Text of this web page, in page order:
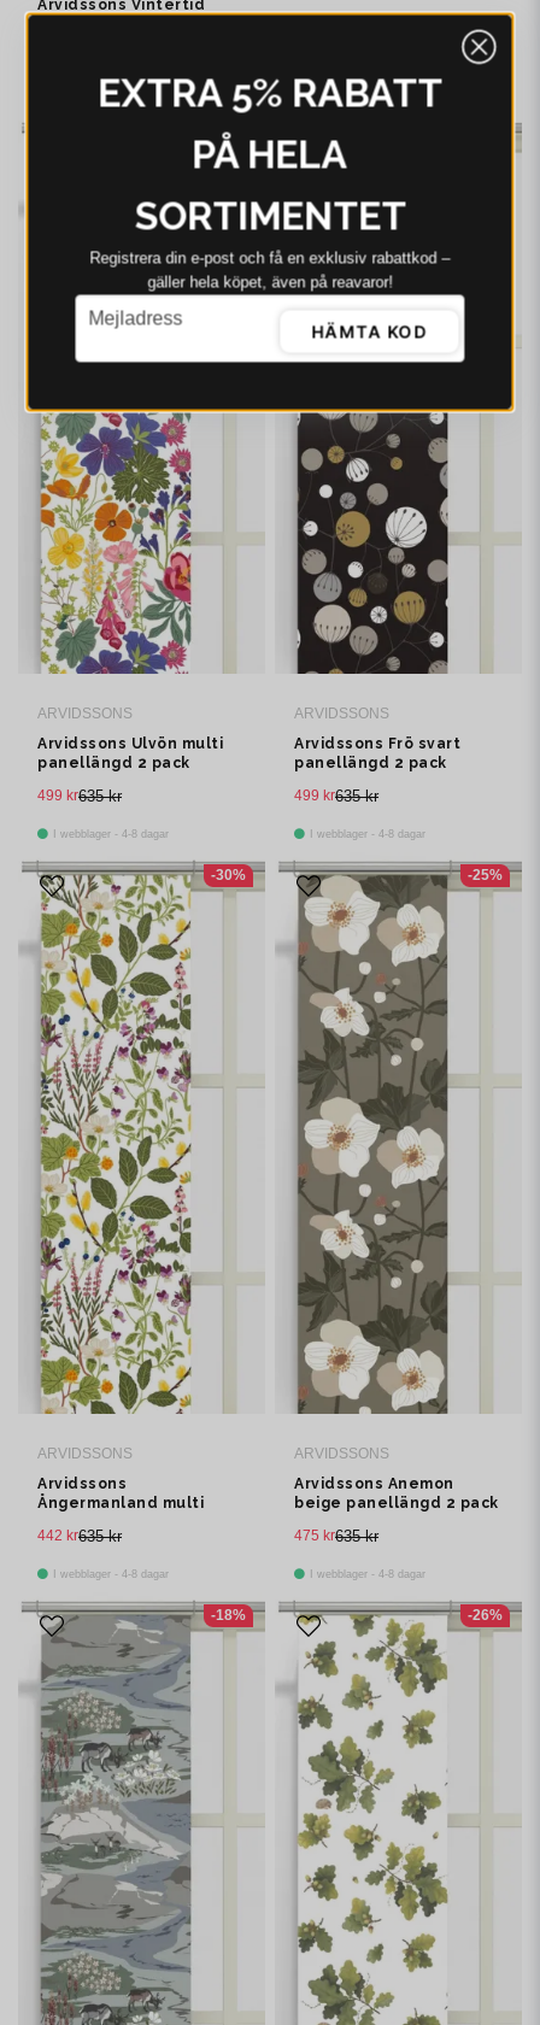
Arvidssons Vintertid
I webblager - 4-8 dagar
ARVIDSSONS
Arvidssons Ulvön multi
panellängd 2 pack
635 kr
499 kr
I webblager - 4-8 dagar
-21%
ARVIDSSONS
Arvidssons Frö svart
panellängd 2 pack
635 kr
499 kr
I webblager - 4-8 dagar
ARVIDSSONS
Arvidssons
Ångermanland multi
635 kr
442 kr
I webblager - 4-8 dagar
-30%
ARVIDSSONS
Arvidssons Anemon
beige panellängd 2 pack
635 kr
475 kr
I webblager - 4-8 dagar
-25%
-18% -26%
EXTRA 5% RABATT
PÅ HELA
SORTIMENTET
Registrera din e‑post och få en exklusiv rabattkod –
gäller hela köpet, även på reavaror!
email
Mejladress
HÄMTA KOD